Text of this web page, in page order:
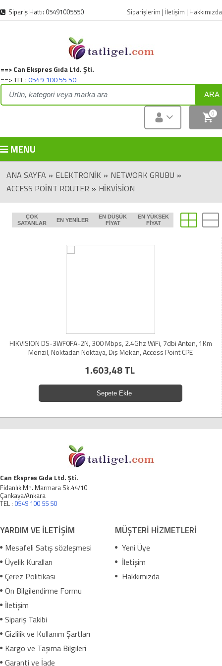
Sipariş Hattı: 05491005550 Siparişlerim | İletişim | Hakkımızda
Can Ekspres Gıda Ltd. Şti.
TEL :0549 100 55 50
ARA
0
MENU
ANA SAYFA » ELEKTRONIK » NETWORK GRUBU »
ACCESS POINT ROUTER » HIKVISION
ÇOK
SATANLAR
EN YENILER
EN DÜŞÜK
FIYAT
EN YÜKSEK
FIYAT
HIKVISION DS-3WF0FA-2N, 300 Mbps, 2.4Ghz WiFi, 7dbi Anten, 1Km
Menzil, Noktadan Noktaya, Dış Mekan, Access Point CPE
1.603,48 TL
Sepete Ekle
Can Ekspres Gıda Ltd. Şti.
Fidanlık Mh. Marmara Sk.44/10
Çankaya/Ankara
TEL : 0549 100 55 50
YARDIM VE İLETİŞİM
Mesafeli Satış sözleşmesi
Üyelik Kuralları
Çerez Politikası
Ön Bilgilendirme Formu
İletişim
Sipariş Takibi
Gizlilik ve Kullanım Şartları
Kargo ve Taşıma Bilgileri
Garanti ve İade
MÜŞTERİ HİZMETLERİ
Yeni Üye
İletişim
Hakkımızda